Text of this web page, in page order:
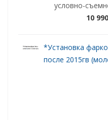
условно-
10
*Установка
после 2015гв